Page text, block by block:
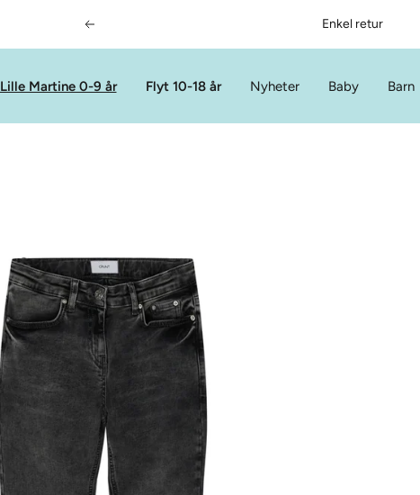
Forrige Enkel retur
Lille Martine 0-9 år Flyt 10-18 år Nyheter Baby Barn